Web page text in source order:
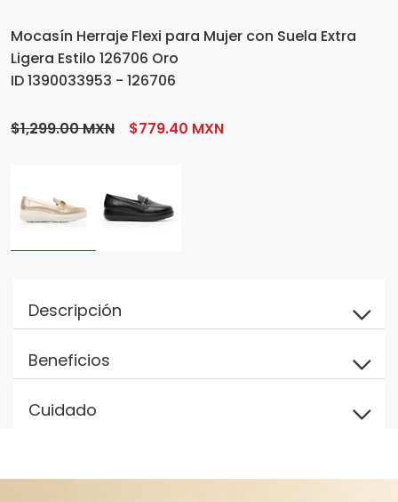
Mocasín Herraje Flexi para Mujer con Suela Extra
Ligera Estilo 126706 Oro
ID 1390033953 - 126706
$1,299.00 MXN $779.40 MXN
Descripción
Beneficios
Cuidado